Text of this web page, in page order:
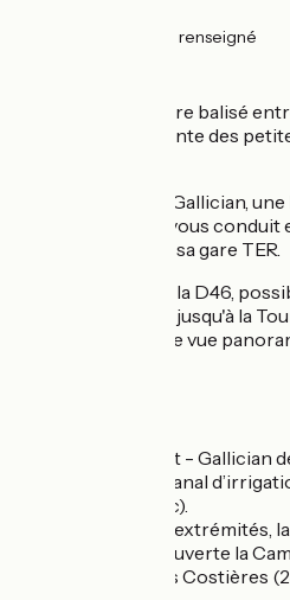
(86%) Non renseigné
Itinéraire provisoire balisé
L'itinéraire emprunte des
Depuis le port de Gallician,
revêtement lisse vous
Aigues-Mortes et sa gare TER.
À la jonction avec la D46,
excursion (250m) jusqu'à la
profiter d’une belle vue
Voie verte Vauvert - Gallician
lisse longeant le canal
Rhône Languedoc).
A chacune de ses extrémités,
boucle cyclodécouverte la
et son pendant les Costières